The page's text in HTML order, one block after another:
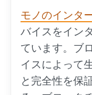
モノのインタ
バイスをイン
ています。ブ
イスによって
と完全性を保